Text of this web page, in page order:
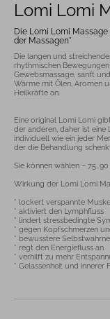
Lomi Lomi
Die Lomi Lomi
der Massagen"
Die langen und
rhythmischen
Gewebsmassage, sanft
Wärme mit Ölen, Aromen
Eine original Lomi Lomi
der anderen, daher ist eine
individuell wie ein jeder
der die Behandlung
Sie können wählen – 75,
Wirkung der Lomi Lomi
* lockert verspannte
* aktiviert den Lymphfluss
* lindert stressbedingte
* gegen Kopfschmerzen
* bewusstere
* regt den Energiefluss an
* verhilft zu mehr
* Gelassenheit und innerer